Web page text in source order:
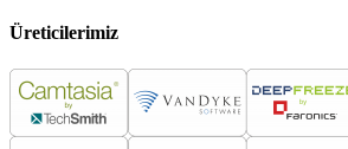
Üreticilerimiz